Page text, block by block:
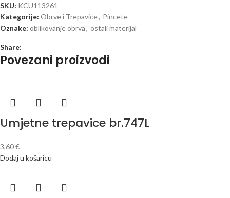
SKU: KCU113261
Kategorije: Obrve i Trepavice, Pincete
Oznake: oblikovanje obrva, ostali materijal
Share:
Povezani proizvodi
Umjetne trepavice br.747L
3,60€
Dodaj u košaricu